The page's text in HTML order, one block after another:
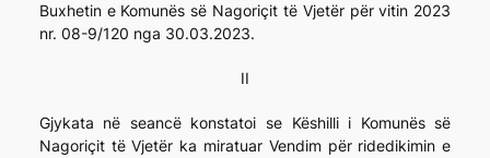
Buxhetin e Komunës së Nagoriçit të Vjetër për vitin 2023
nr. 08-9/120 nga 30.03.2023.
II
Gjykata në seancë konstatoi se Këshilli i Komunës së
Nagoriçit të Vjetër ka miratuar Vendim për ridedikimin e